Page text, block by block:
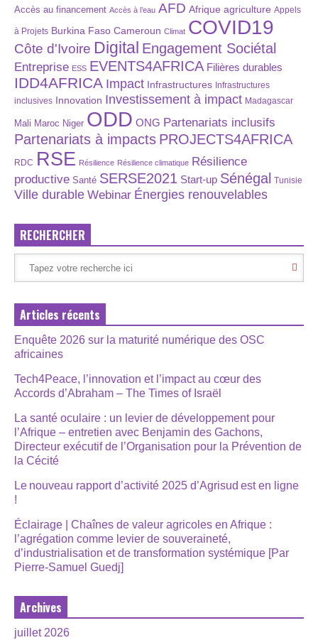
Accès au financement Accès à l’eau AFD Afrique agriculture Appels
à Projets Burkina Faso Cameroun Climat COVID19
Côte d'Ivoire Digital Engagement Sociétal
Entreprise ESS EVENTS4AFRICA Filières durables
IDD4AFRICA Impact Infrastructures Infrastructures
inclusives Innovation Investissement à impact Madagascar
Mali Maroc Niger ODD ONG Partenariats inclusifs
Partenariats à impacts PROJECTS4AFRICA
RDC RSE Résilience Résilience climatique Résilience
productive Santé SERSE2021 Start-up Sénégal Tunisie
Ville durable Webinar Énergies renouvelables
RECHERCHER
Articles récents
Enquête 2026 sur la maturité numérique des OSC
africaines
Tech4Peace, l’innovation et l’impact au cœur des
Accords d’Abraham – The Times of Israël
La santé oculaire : un levier de développement pour
l’Afrique – entretien avec Benjamin des Gachons,
Directeur exécutif de l’Organisation pour la Prévention de
la Cécité
Le nouveau rapport d’activité 2025 d’Agrisud est en ligne
!
Éclairage | Chaînes de valeur agricoles en Afrique :
l’agrégation comme levier de souveraineté,
d’industrialisation et de transformation systémique [Par
Pierre-Samuel Guedj]
Archives
juillet 2026